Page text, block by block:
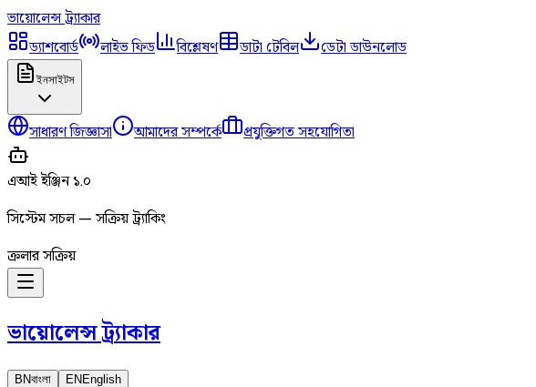
ভায়োলেন্সট্র্যাকার
ড্যাশবোর্ড
লাইভ ফিড বিশ্লেষণ ডাটা টেবিল ডেটা ডাউনলোড
ইনসাইটস
সাধারণ জিজ্ঞাসা আমাদের সম্পর্কে প্রযুক্তিগত সহযোগিতা
এআই ইঞ্জিন ১.০
সিস্টেম সচল — সক্রিয় ট্র্যাকিং
ক্রলার সক্রিয়
ভায়োলেন্সট্র্যাকার
BNবাংলা EN English